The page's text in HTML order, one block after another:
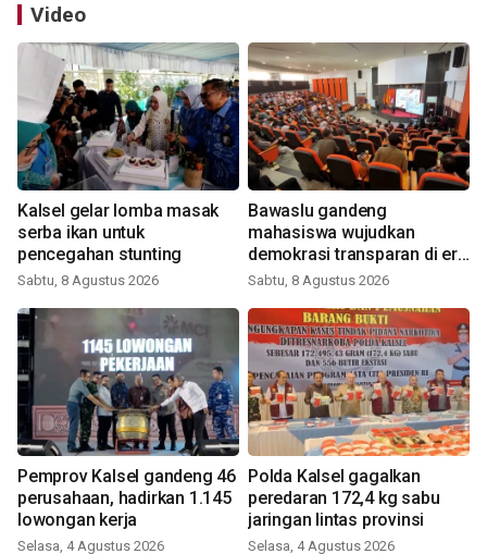
Video
Kalsel gelar lomba masak
serba ikan untuk
pencegahan stunting
Sabtu, 8 Agustus 2026
Bawaslu gandeng
mahasiswa wujudkan
demokrasi transparan di era
digital
Sabtu, 8 Agustus 2026
Pemprov Kalsel gandeng 46
perusahaan, hadirkan 1.145
lowongan kerja
Selasa, 4 Agustus 2026
Polda Kalsel gagalkan
peredaran 172,4 kg sabu
jaringan lintas provinsi
Selasa, 4 Agustus 2026